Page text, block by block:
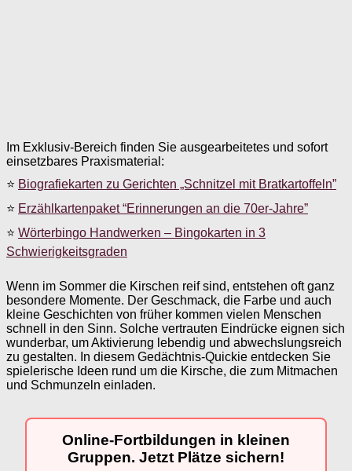
Im Exklusiv-Bereich finden Sie ausgearbeitetes und sofort
einsetzbares Praxismaterial:
⭐ Biografiekarten zu Gerichten „Schnitzel mit Bratkartoffeln”
⭐ Erzählkartenpaket “Erinnerungen an die 70er-Jahre”
⭐ Wörterbingo Handwerken – Bingokarten in 3
Schwierigkeitsgraden
Wenn im Sommer die Kirschen reif sind, entstehen oft ganz
besondere Momente. Der Geschmack, die Farbe und auch
kleine Geschichten von früher kommen vielen Menschen
schnell in den Sinn. Solche vertrauten Eindrücke eignen sich
wunderbar, um Aktivierung lebendig und abwechslungsreich
zu gestalten. In diesem Gedächtnis-Quickie entdecken Sie
spielerische Ideen rund um die Kirsche, die zum Mitmachen
und Schmunzeln einladen.
Online-Fortbildungen in kleinen
Gruppen. Jetzt Plätze sichern!